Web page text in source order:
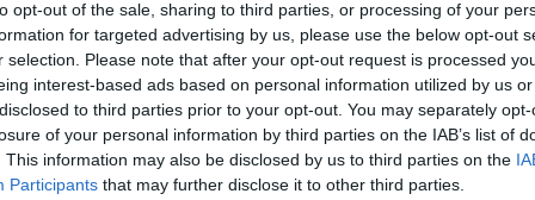
opt-out of the sale, sharing to third parties, or processing of your
for targeted advertising by us, please use the below opt-out
selection. Please note that after your opt-out request is processed
interest-based ads based on personal information utilized by us
to third parties prior to your opt-out. You may separately
of your personal information by third parties on the IAB’s list of
This information may also be disclosed by us to third parties on the
Participants that may further disclose it to other third parties.
16. szakképzési évfolyamok tanulói is ingyen kapják
szerint a hit és erkölcstan tankönyvtámogatására
csaknem 4 milliárdot különítenének el. A
a dokumentumban.
gyermekek étkeztetésére